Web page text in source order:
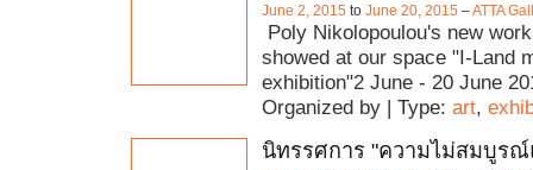
June 2, 2015 to June 20, 2015 –ATTA
Poly Nikolopoulou's new
showed at our space "I-Land
exhibition"2 June - 20 June
Organized by | Type: art,
นิทรรศการ "ความไม่สมบูร